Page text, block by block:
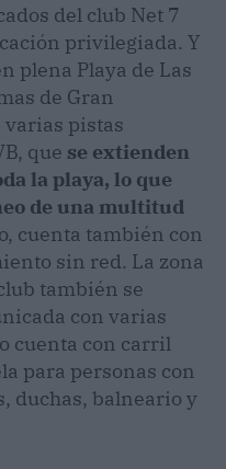
del club Net 7
privilegiada. Y
plena Playa de Las
de Gran
pistas
que se extienden
la playa, lo que
de una multitud
cuenta también con
sin red. La zona
también se
con varias
cuenta con carril
para personas con
duchas, balneario y